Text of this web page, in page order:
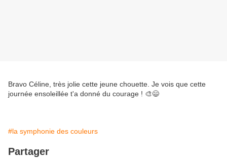
Bravo Céline, très jolie cette jeune chouette. Je vois que cette
journée ensoleillée t'a donné du courage ! 🎨😄
#la symphonie des couleurs
Partager